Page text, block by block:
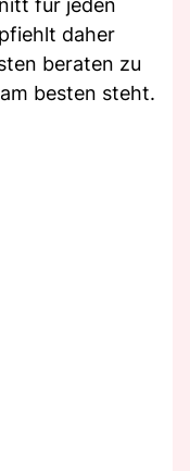
für jeden
daher
beraten zu
besten steht.